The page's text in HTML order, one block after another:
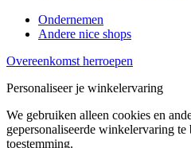
Ondernemen
Andere nice shops
Overeenkomst herroepen
Personaliseer je winkelervaring
We gebruiken alleen cookies en
gepersonaliseerde winkelervaring
toestemming.